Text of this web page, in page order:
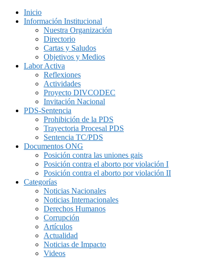
Inicio
Información Institucional
Nuestra Organización
Directorio
Cartas y Saludos
Objetivos y Medios
Labor Activa
Reflexiones
Actividades
Proyecto DIVCODEC
Invitación Nacional
PDS-Sentencia
Prohibición de la PDS
Trayectoria Procesal PDS
Sentencia TC/PDS
Documentos ONG
Posición contra las uniones gais
Posición contra el aborto por violación I
Posición contra el aborto por violación II
Categorías
Noticias Nacionales
Noticias Internacionales
Derechos Humanos
Corrupción
Artículos
Actualidad
Noticias de Impacto
Videos